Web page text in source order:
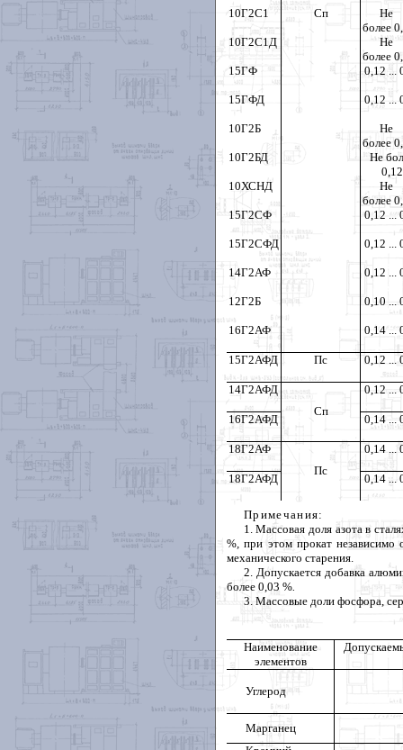
Сп
10Г2С1
Не
более
10Г2С1Д
Не
более
15ГФ
0,12 ...
15ГФД 0,12 ...
10Г2Б
Не
более
10Г2БД
Не
0,12
10ХСНД
Не
более
15Г2СФ
0,12 ...
15Г2СФД 0,12 ...
14Г2АФ 0,12 ...
12Г2Б 0,10 ...
16Г2АФ 0,14 ...
15Г2АФД Пс 0,12 ...
14Г2АФД
Сп
0,12 ...
16Г2АФД 0,14 ...
18Г2АФ
Пс
0,14 ...
18Г2АФД 0,14 ...
Примечания:
1. Массовая доля азота в
% ,при этом прокат независимо
механического старения.
2. Допускается добавка
более 0,03 %
3. Массовые доли фосфора,
Наименование
элементов
Углерод
Марганец